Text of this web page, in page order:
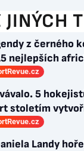
z černého
nejlepších
dob
5
stoletím
v Ottawě
Landy